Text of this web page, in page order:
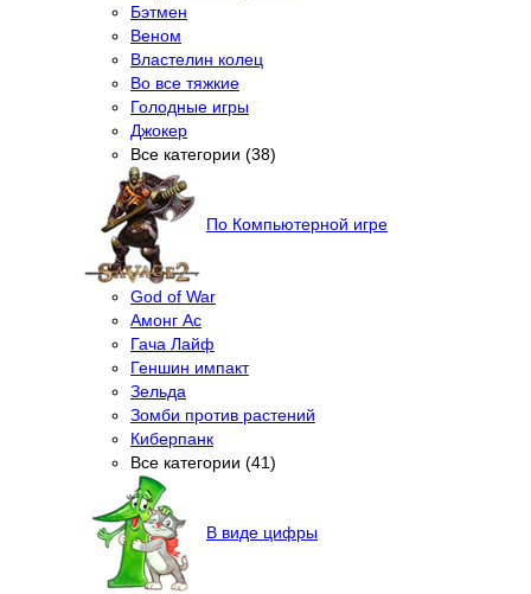
Бэтмен
Веном
Властелин колец
Во все тяжкие
Голодные игры
Джокер
Все категории (38)
По Компьютерной игре
God of War
Амонг Ас
Гача Лайф
Геншин импакт
Зельда
Зомби против растений
Киберпанк
Все категории (41)
В виде цифры